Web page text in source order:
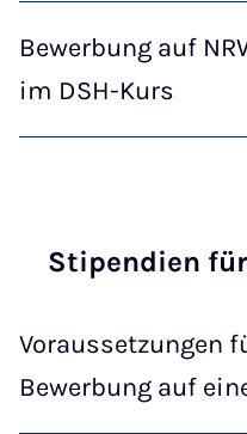
Bewerbung auf
im DSH-Kurs
Sti­pen­di­en
Voraussetzungen
Bewerbung auf